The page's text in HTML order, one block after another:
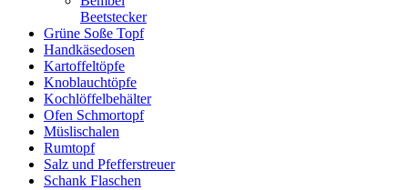
Beetstecker
Grüne Soße Topf
Handkäsedosen
Kartoffeltöpfe
Knoblauchtöpfe
Kochlöffelbehälter
Ofen Schmortopf
Müslischalen
Rumtopf
Salz und Pfefferstreuer
Schank Flaschen